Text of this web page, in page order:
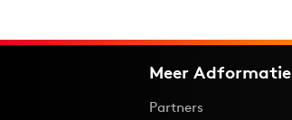
Meer Adformatie
Partners